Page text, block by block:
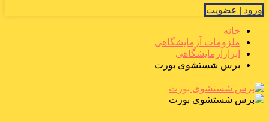
ورود | عضویت
خانه
ملزومات آزمایشگاهی
ابزارآزمایشگاهی
برس شستشوی بورت